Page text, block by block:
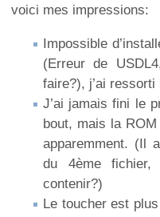
voici mes impressions:
Impossible
(Erreur de
faire?), j’ai
J’ai jamais fini le
bout, mais la
apparemment. (Il
du 4ème
contenir?)
Le toucher est